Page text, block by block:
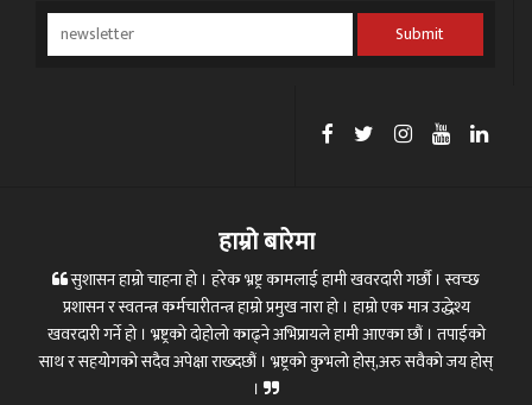
Submit
हाम्रो बारेमा
सुशासन हाम्रो चाहना हो । हरेक भ्रष्ट्र कामलाई हामी खवरदारी गर्छौ । स्वच्छ
प्रशासन र स्वतन्त्र कर्मचारीतन्त्र हाम्रो प्रमुख नारा हो । हाम्रो एक मात्र उद्धेश्य
खवरदारी गर्ने हो । भ्रष्ट्रको दोहोलो काढ्ने अभिप्रायले हामी आएका छौं । तपाईको
साथ र सहयोगको सदैव अपेक्षा राख्दछौं । भ्रष्ट्रको कुभलो होस्,अरु सवैको जय होस्
।